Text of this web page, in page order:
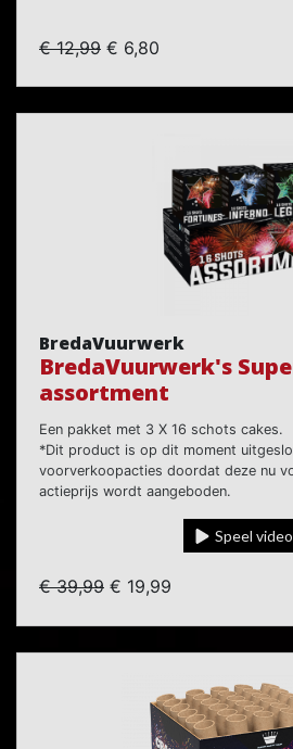
€ 12,99 € 6,80
BredaVuurwerk
BredaVuurwerk's
assortment
Een pakket met 3 X 16 schots cakes.
*Dit product is op dit moment
voorverkoopacties doordat deze nu
actieprijs wordt aangeboden.
Speel video
€ 39,99 € 19,99